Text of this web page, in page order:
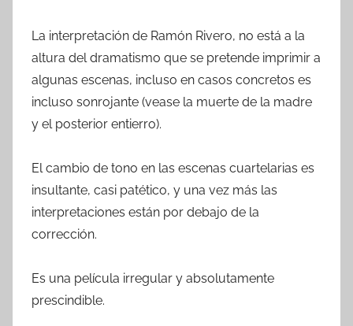
La interpretación de Ramón Rivero, no está a la
altura del dramatismo que se pretende imprimir a
algunas escenas, incluso en casos concretos es
incluso sonrojante (vease la muerte de la madre
y el posterior entierro).
El cambio de tono en las escenas cuartelarias es
insultante, casi patético, y una vez más las
interpretaciones están por debajo de la
corrección.
Es una película irregular y absolutamente
prescindible.